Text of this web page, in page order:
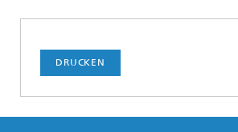
DRUCKEN